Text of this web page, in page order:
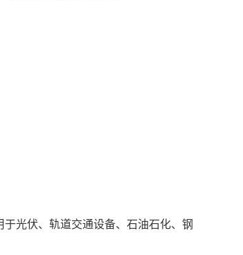
光伏、轨道交通设备、石油石化、钢